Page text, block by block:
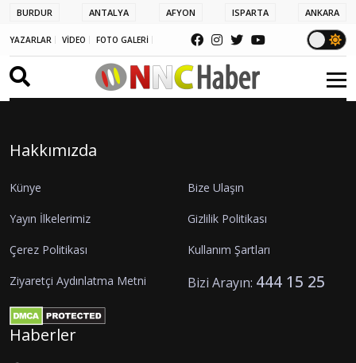
BURDUR ANTALYA AFYON ISPARTA ANKARA
YAZARLAR VİDEO FOTO GALERİ
Hakkımızda
Künye Bize Ulaşın
Yayın İlkelerimiz Gizlilik Politikası
Çerez Politikası Kullanım Şartları
Ziyaretçi Aydınlatma Metni Bizi Arayın: 444 15 25
Haberler